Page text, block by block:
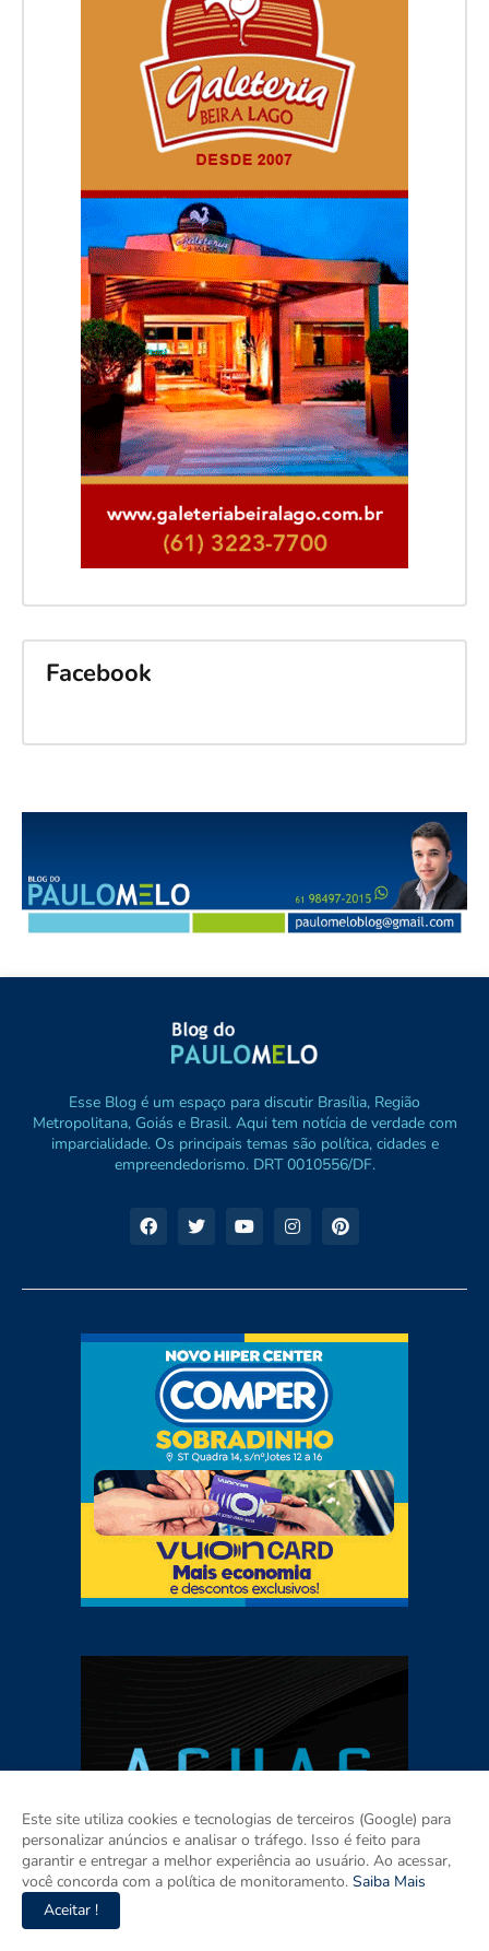
Facebook
Esse Blog é um espaço para discutir Brasília, Região
Metropolitana, Goiás e Brasil. Aqui tem notícia de verdade com
imparcialidade. Os principais temas são política, cidades e
empreendedorismo. DRT 0010556/DF.
Este site utiliza cookies e tecnologias de terceiros (Google) para
personalizar anúncios e analisar o tráfego. Isso é feito para
garantir e entregar a melhor experiência ao usuário. Ao acessar,
você concorda com a política de monitoramento. Saiba Mais
Aceitar !